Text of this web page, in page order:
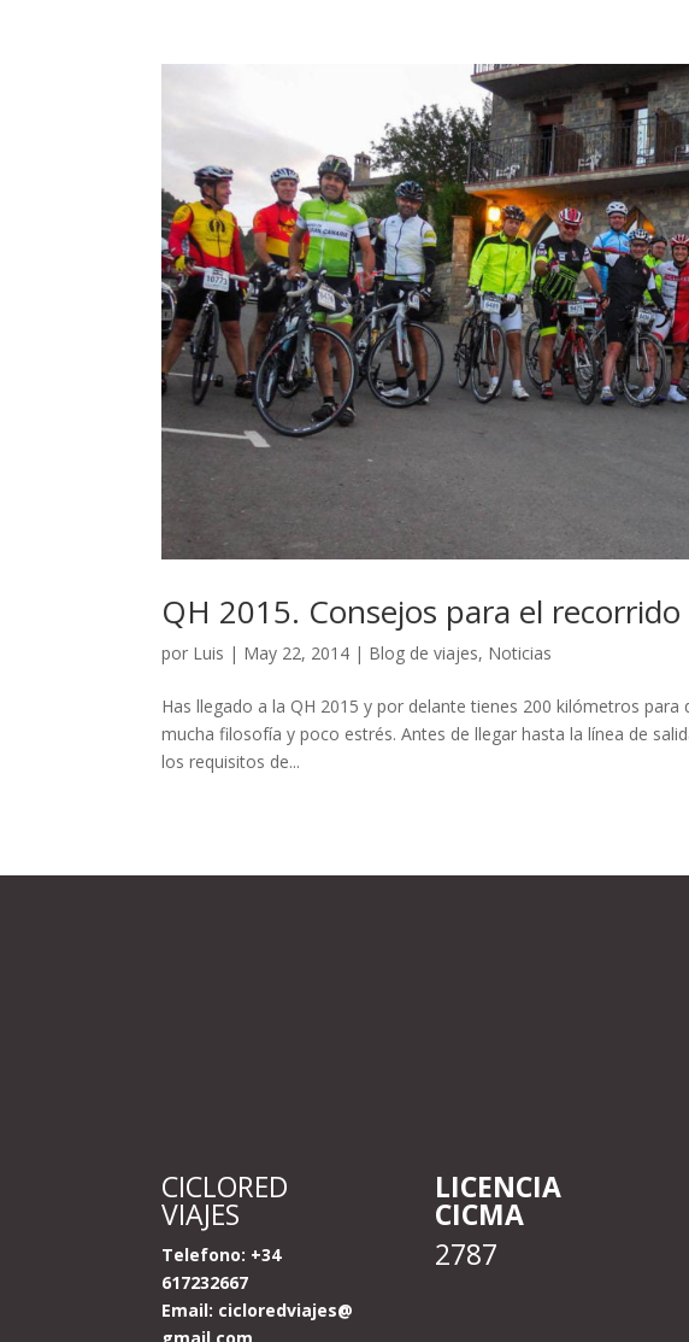
QH 2015. Consejos para el recorrido
por Luis | May 22, 2014 | Blog de viajes, Noticias
Has llegado a la QH 2015 y por delante tienes 200 kilómetros
mucha filosofía y poco estrés. Antes de llegar hasta la línea de
los requisitos de...
CICLORED
VIAJES
Telefono: +34
617232667
Email: cicloredviajes@
gmail.com
LICENCIA
CICMA
2787